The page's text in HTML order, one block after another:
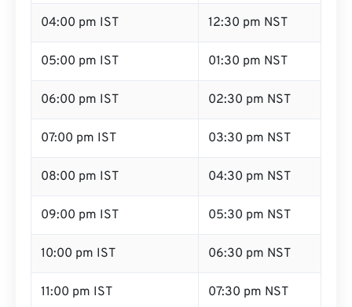
04:00 pm IST 12:30 pm NST
05:00 pm IST 01:30 pm NST
06:00 pm IST 02:30 pm NST
07:00 pm IST 03:30 pm NST
08:00 pm IST 04:30 pm NST
09:00 pm IST 05:30 pm NST
10:00 pm IST 06:30 pm NST
11:00 pm IST 07:30 pm NST